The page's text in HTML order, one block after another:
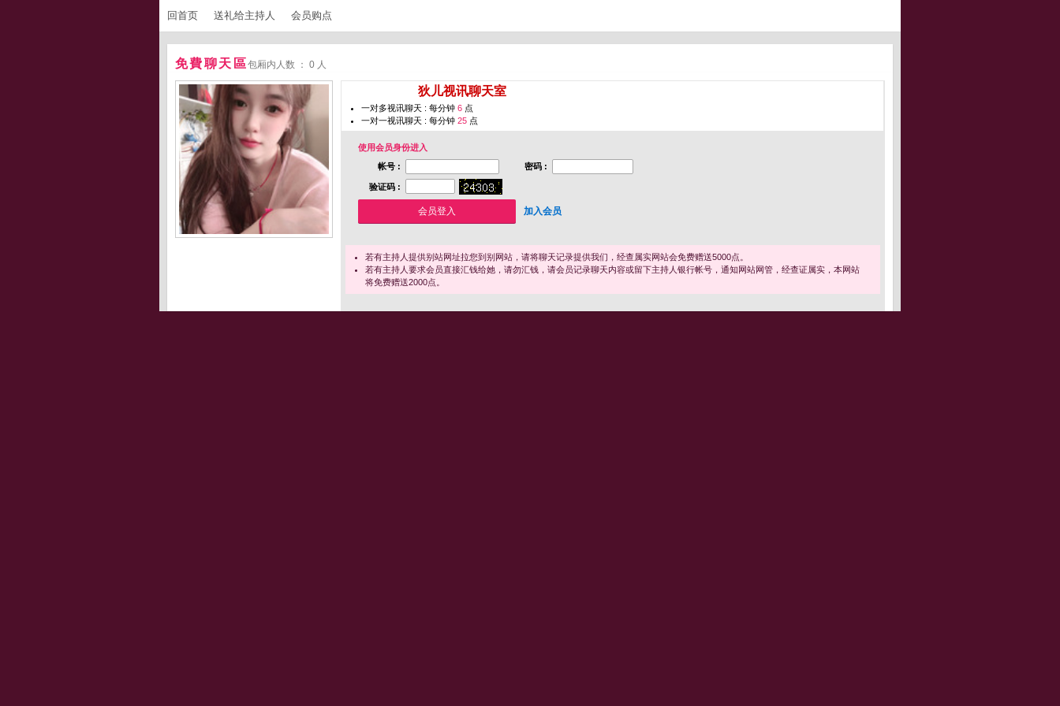
回首页 送礼给主持人 会员购点
免費聊天區包厢内人数 ： 0 人
狄儿视讯聊天室
一对多视讯聊天 : 每分钟 6 点
一对一视讯聊天 : 每分钟 25 点
使用会员身份进入
帐号 :
密码 :
验证码 :
加入会员
若有主持人提供别站网址拉您到别网站，请将聊天记录提供我们，经查属实网站会免费赠送5000点。
若有主持人要求会员直接汇钱给她，请勿汇钱，请会员记录聊天内容或留下主持人银行帐号，通知网站网管，经查证属实，本网站
将免费赠送2000点。